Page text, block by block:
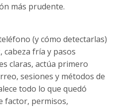
más prudente.
(y cómo detectarlas)
cabeza fría y pasos
claras, actúa primero
sesiones y métodos de
todo lo que quedó
factor, permisos,